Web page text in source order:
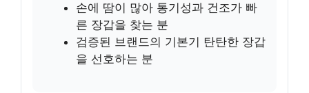
손에 땀이 많아 통기성과 건조가 빠
른 장갑을 찾는 분
검증된 브랜드의 기본기 탄탄한 장갑
을 선호하는 분